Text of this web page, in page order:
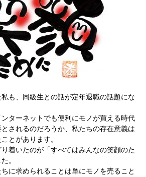
も、同級生との話が定年退職の話題にな
ターネットでも便利にモノが買える時代
されるのだろうか、私たちの存在意義は
とがあります。
着いたのが「すべてはみんなの笑顔のた
。
に求められることは単にモノを売ること